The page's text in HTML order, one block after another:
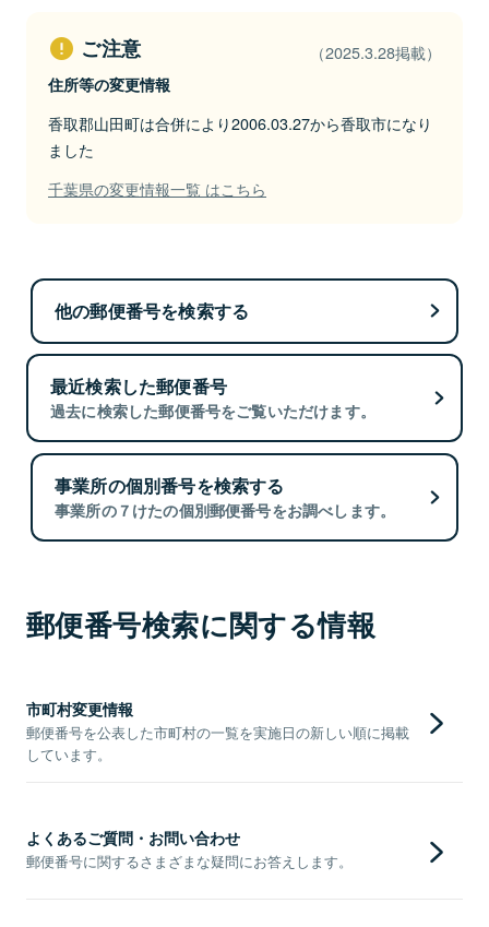
ご注意 （2025.3.28掲載）
住所等の変更情報
香取郡山田町は合併により2006.03.27から香取市になり
ました
千葉県の変更情報一覧 はこちら
他の郵便番号を検索する
最近検索した郵便番号
過去に検索した郵便番号をご覧いただけます。
事業所の個別番号を検索する
事業所の７けたの個別郵便番号をお調べします。
郵便番号検索に関する情報
市町村変更情報
郵便番号を公表した市町村の一覧を実施日の新しい順に掲載
しています。
よくあるご質問・お問い合わせ
郵便番号に関するさまざまな疑問にお答えします。